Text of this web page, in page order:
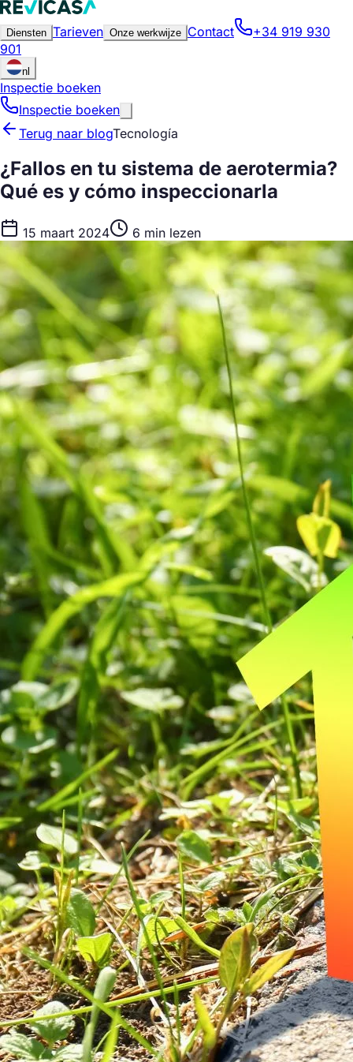
Diensten Tarieven Onze werkwijze Contact
+34 919 930
901
nl
Inspectie boeken
Inspectie boeken
Terug naar blogTecnología
¿Fallos en tu sistema de aerotermia?
Qué es y cómo inspeccionarla
15 maart 2024 6 min lezen